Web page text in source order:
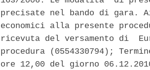
precisate nel bando di
economici alla presente
ricevuta del versamento di
procedura (0554330794);
ore 12,00 del giorno